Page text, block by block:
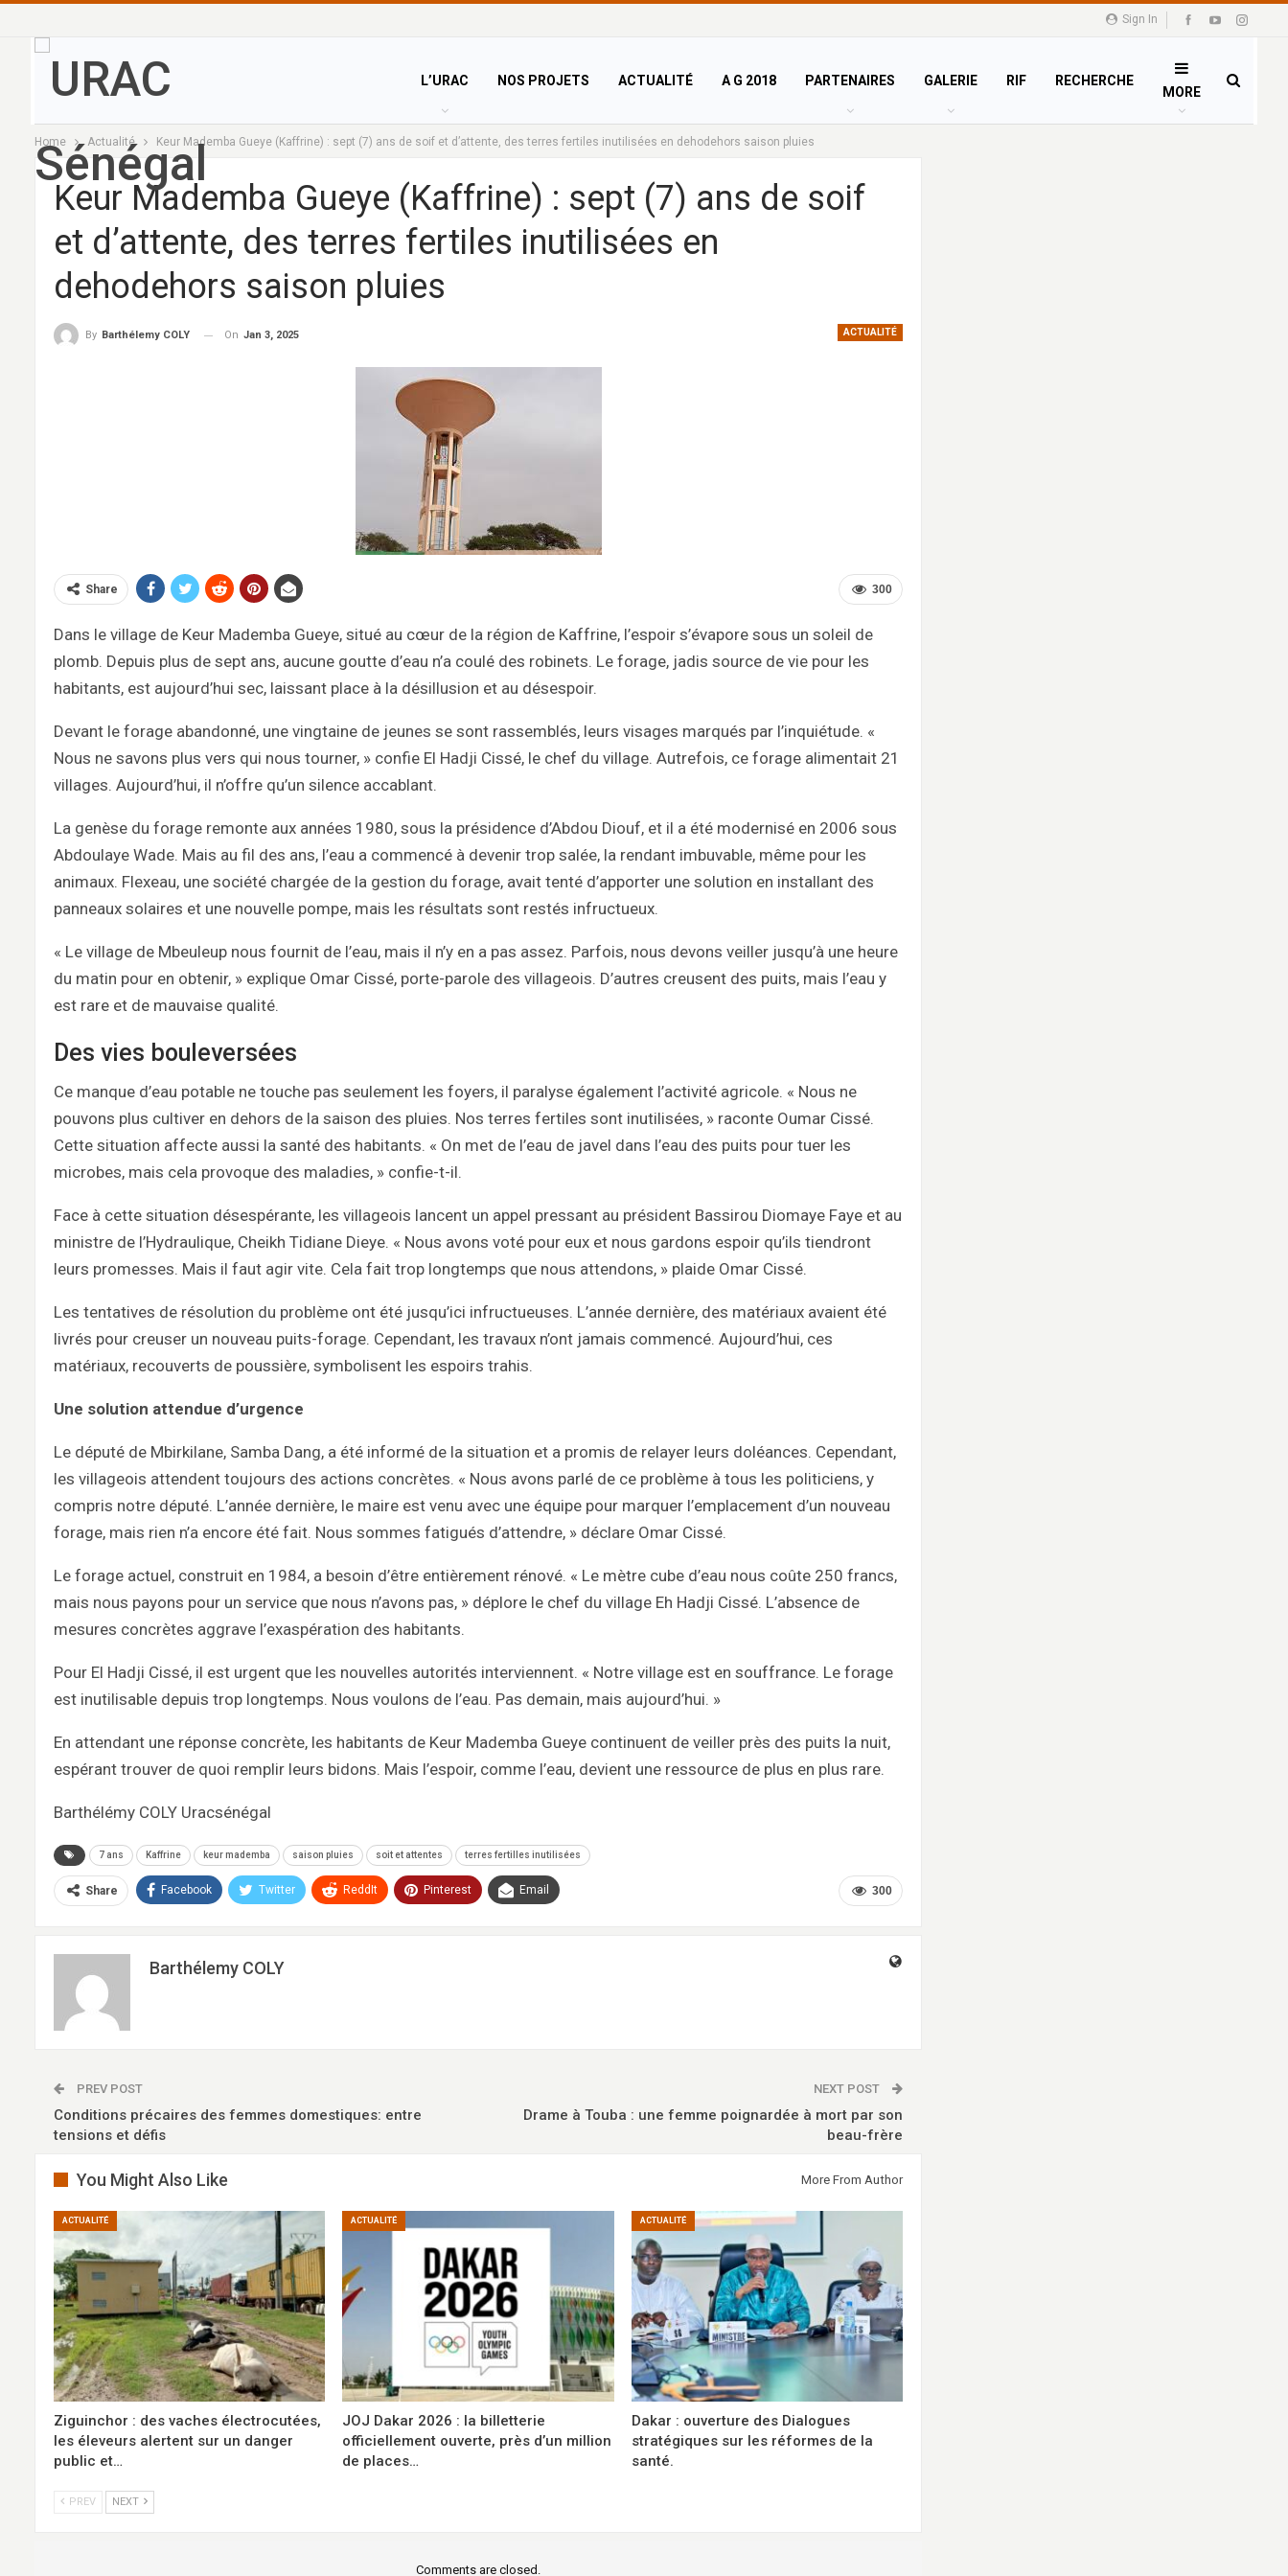
Sign In
L’URAC NOS PROJETS ACTUALITÉ A G 2018 PARTENAIRES GALERIE RIF RECHERCHE
MORE
Home Actualité Keur Mademba Gueye (Kaffrine) : sept (7) ans de soif et d’attente, des terres fertiles inutilisées en dehodehors saison pluies
Keur Mademba Gueye (Kaffrine) : sept (7) ans de soif
et d’attente, des terres fertiles inutilisées en
dehodehors saison pluies
ACTUALITÉ
By Barthélemy COLY On Jan 3, 2025
300
Share
Dans le village de Keur Mademba Gueye, situé au cœur de la région de Kaffrine, l’espoir s’évapore sous un soleil de
plomb. Depuis plus de sept ans, aucune goutte d’eau n’a coulé des robinets. Le forage, jadis source de vie pour les
habitants, est aujourd’hui sec, laissant place à la désillusion et au désespoir.
Devant le forage abandonné, une vingtaine de jeunes se sont rassemblés, leurs visages marqués par l’inquiétude. «
Nous ne savons plus vers qui nous tourner, » confie El Hadji Cissé, le chef du village. Autrefois, ce forage alimentait 21
villages. Aujourd’hui, il n’offre qu’un silence accablant.
La genèse du forage remonte aux années 1980, sous la présidence d’Abdou Diouf, et il a été modernisé en 2006 sous
Abdoulaye Wade. Mais au fil des ans, l’eau a commencé à devenir trop salée, la rendant imbuvable, même pour les
animaux. Flexeau, une société chargée de la gestion du forage, avait tenté d’apporter une solution en installant des
panneaux solaires et une nouvelle pompe, mais les résultats sont restés infructueux.
« Le village de Mbeuleup nous fournit de l’eau, mais il n’y en a pas assez. Parfois, nous devons veiller jusqu’à une heure
du matin pour en obtenir, » explique Omar Cissé, porte-parole des villageois. D’autres creusent des puits, mais l’eau y
est rare et de mauvaise qualité.
Des vies bouleversées
Ce manque d’eau potable ne touche pas seulement les foyers, il paralyse également l’activité agricole. « Nous ne
pouvons plus cultiver en dehors de la saison des pluies. Nos terres fertiles sont inutilisées, » raconte Oumar Cissé.
Cette situation affecte aussi la santé des habitants. « On met de l’eau de javel dans l’eau des puits pour tuer les
microbes, mais cela provoque des maladies, » confie-t-il.
Face à cette situation désespérante, les villageois lancent un appel pressant au président Bassirou Diomaye Faye et au
ministre de l’Hydraulique, Cheikh Tidiane Dieye. « Nous avons voté pour eux et nous gardons espoir qu’ils tiendront
leurs promesses. Mais il faut agir vite. Cela fait trop longtemps que nous attendons, » plaide Omar Cissé.
Les tentatives de résolution du problème ont été jusqu’ici infructueuses. L’année dernière, des matériaux avaient été
livrés pour creuser un nouveau puits-forage. Cependant, les travaux n’ont jamais commencé. Aujourd’hui, ces
matériaux, recouverts de poussière, symbolisent les espoirs trahis.
Une solution attendue d’urgence
Le député de Mbirkilane, Samba Dang, a été informé de la situation et a promis de relayer leurs doléances. Cependant,
les villageois attendent toujours des actions concrètes. « Nous avons parlé de ce problème à tous les politiciens, y
compris notre député. L’année dernière, le maire est venu avec une équipe pour marquer l’emplacement d’un nouveau
forage, mais rien n’a encore été fait. Nous sommes fatigués d’attendre, » déclare Omar Cissé.
Le forage actuel, construit en 1984, a besoin d’être entièrement rénové. « Le mètre cube d’eau nous coûte 250 francs,
mais nous payons pour un service que nous n’avons pas, » déplore le chef du village Eh Hadji Cissé. L’absence de
mesures concrètes aggrave l’exaspération des habitants.
Pour El Hadji Cissé, il est urgent que les nouvelles autorités interviennent. « Notre village est en souffrance. Le forage
est inutilisable depuis trop longtemps. Nous voulons de l’eau. Pas demain, mais aujourd’hui. »
En attendant une réponse concrète, les habitants de Keur Mademba Gueye continuent de veiller près des puits la nuit,
espérant trouver de quoi remplir leurs bidons. Mais l’espoir, comme l’eau, devient une ressource de plus en plus rare.
Barthélémy COLY Uracsénégal
7 ans Kaffrine keur mademba saison pluies soit et attentes terres fertilles inutilisées
300
Share Facebook Twitter ReddIt Pinterest Email
Barthélemy COLY
PREV POST
Conditions précaires des femmes domestiques: entre
tensions et défis
NEXT POST
Drame à Touba : une femme poignardée à mort par son
beau-frère
You Might Also Like More From Author
ACTUALITÉ
Ziguinchor : des vaches électrocutées,
les éleveurs alertent sur un danger
public et…
ACTUALITÉ
JOJ Dakar 2026 : la billetterie
officiellement ouverte, près d’un million
de places…
ACTUALITÉ
Dakar : ouverture des Dialogues
stratégiques sur les réformes de la
santé.
PREV NEXT
Comments are closed.